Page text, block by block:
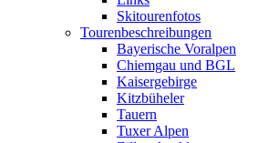
Skitourenfotos
Tourenbeschreibungen
Bayerische Voralpen
Chiemgau und BGL
Kaisergebirge
Kitzbüheler
Tauern
Tuxer Alpen